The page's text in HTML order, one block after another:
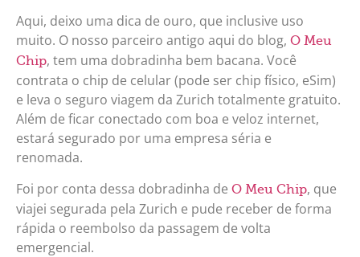
Aqui, deixo uma dica de ouro, que inclusive uso
muito. O nosso parceiro antigo aqui do blog, O Meu
Chip, tem uma dobradinha bem bacana. Você
contrata o chip de celular (pode ser chip físico, eSim)
e leva o seguro viagem da Zurich totalmente gratuito.
Além de ficar conectado com boa e veloz internet,
estará segurado por uma empresa séria e
renomada.
Foi por conta dessa dobradinha de O Meu Chip, que
viajei segurada pela Zurich e pude receber de forma
rápida o reembolso da passagem de volta
emergencial.